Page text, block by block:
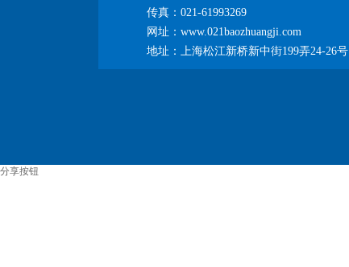
传真：021-61993269
网址：www.021baozhuangji.com
地址：上海松江新桥新中街199弄24-26号
分享按钮